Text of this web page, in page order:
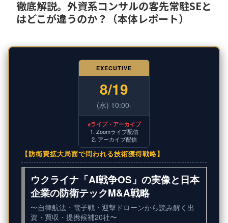
徹底解説。外資系コンサルの客先常駐SEと
はどこが違うのか？（本体レポート）
EXECUTIVE
8/19
(水) 10:00-
※ライブ・アーカイブ
1. Zoomライブ配信
2. アーカイブ配信
【防衛費拡大局面で問われる技術獲得戦略】
ウクライナ「AI戦争OS」の実像と日本
企業の防衛テックM&A戦略
〜自律航法・電子戦・迎撃ドローンから読み解く出
資・買収・提携候補20社〜